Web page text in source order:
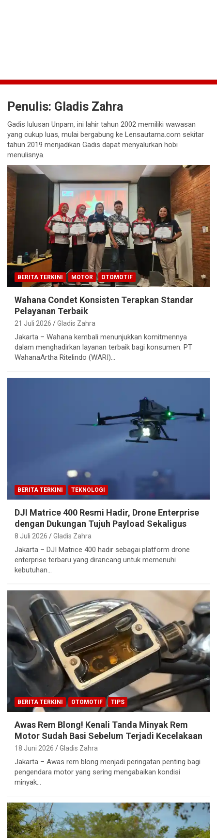
Penulis: Gladis Zahra
Gadis lulusan Unpam, ini lahir tahun 2002 memiliki wawasan
yang cukup luas, mulai bergabung ke Lensautama.com sekitar
tahun 2019 menjadikan Gadis dapat menyalurkan hobi
menulisnya.
BERITA TERKINI MOTOR OTOMOTIF
Wahana Condet Konsisten Terapkan Standar
Pelayanan Terbaik
21 Juli 2026 Gladis Zahra
Jakarta – Wahana kembali menunjukkan komitmennya
dalam menghadirkan layanan terbaik bagi konsumen. PT
WahanaArtha Ritelindo (WARI)…
BERITA TERKINI TEKNOLOGI
DJI Matrice 400 Resmi Hadir, Drone Enterprise
dengan Dukungan Tujuh Payload Sekaligus
8 Juli 2026 Gladis Zahra
Jakarta – DJI Matrice 400 hadir sebagai platform drone
enterprise terbaru yang dirancang untuk memenuhi
kebutuhan…
BERITA TERKINI OTOMOTIF TIPS
Awas Rem Blong! Kenali Tanda Minyak Rem
Motor Sudah Basi Sebelum Terjadi Kecelakaan
18 Juni 2026 Gladis Zahra
Jakarta – Awas rem blong menjadi peringatan penting bagi
pengendara motor yang sering mengabaikan kondisi
minyak…